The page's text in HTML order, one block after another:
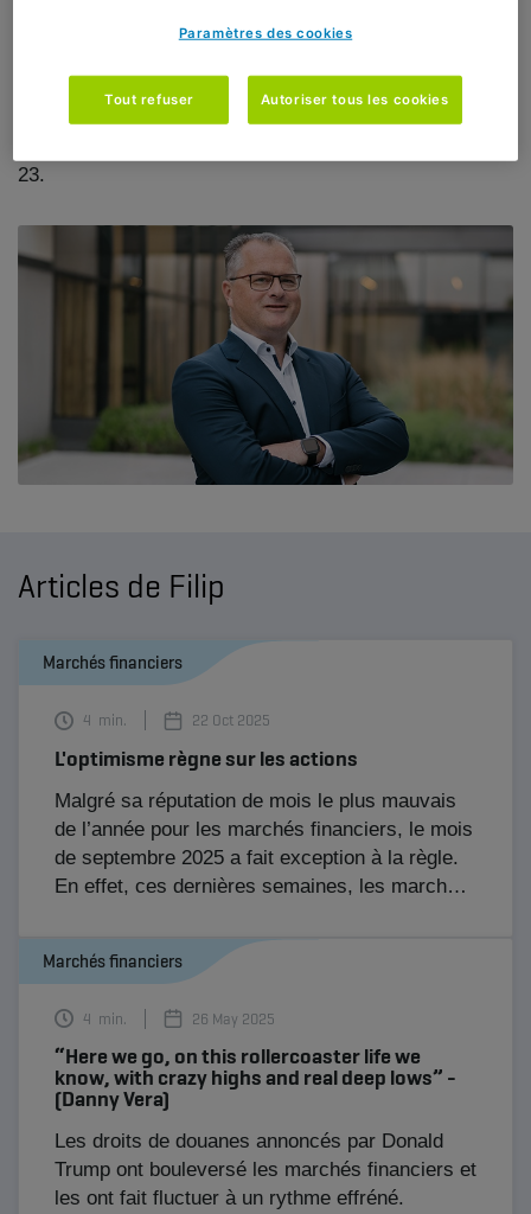
d'actions institutionnels. En 2011, il rentre chez AG en
donner sa vision sur les différentes classes d'actifs et
sur l'actualité économique. Depuis 2020, Filip est
23.
Articles de Filip
Marchés financiers
4 min. 22 Oct 2025
L'optimisme règne sur les actions
Malgré sa réputation de mois le plus mauvais
de l’année pour les marchés financiers, le mois
de septembre 2025 a fait exception à la règle.
En effet, ces dernières semaines, les marchés
Marchés financiers
4 min. 26 May 2025
“Here we go, on this rollercoaster life we
know, with crazy highs and real deep lows” -
(Danny Vera)
Les droits de douanes annoncés par Donald
Trump ont bouleversé les marchés financiers et
les ont fait fluctuer à un rythme effréné.
Paramètres des cookies
Tout refuser Autoriser tous les cookies